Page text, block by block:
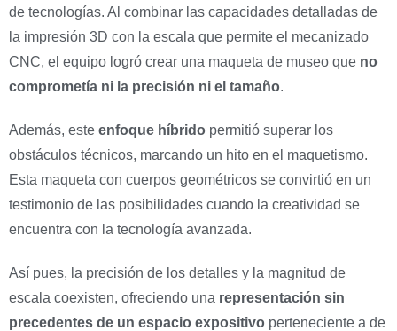
de tecnologías. Al combinar las capacidades detalladas de
la impresión 3D con la escala que permite el mecanizado
CNC, el equipo logró crear una maqueta de museo que no
comprometía ni la precisión ni el tamaño.
Además, este enfoque híbrido permitió superar los
obstáculos técnicos, marcando un hito en el maquetismo.
Esta maqueta con cuerpos geométricos se convirtió en un
testimonio de las posibilidades cuando la creatividad se
encuentra con la tecnología avanzada.
Así pues, la precisión de los detalles y la magnitud de
escala coexisten, ofreciendo una representación sin
precedentes de un espacio expositivo perteneciente a de